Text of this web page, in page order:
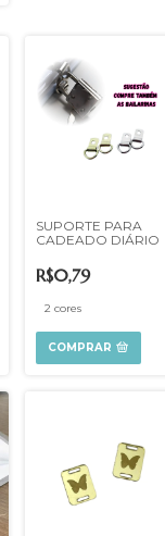
SUPORTE PARA
CADEADO DIÁRIO
R$0,79
2 cores
COMPRAR